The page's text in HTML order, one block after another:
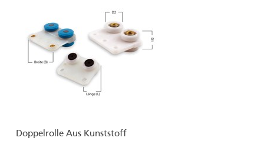
Doppelrolle Aus Kunststoff